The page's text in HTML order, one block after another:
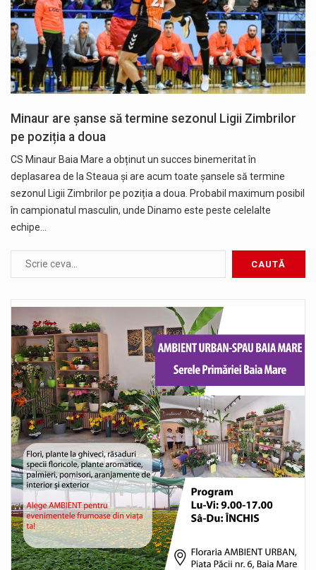
Minaur are șanse să termine sezonul Ligii Zimbrilor
pe poziția a doua
CS Minaur Baia Mare a obținut un succes binemeritat în
deplasarea de la Steaua și are acum toate șansele să termine
sezonul Ligii Zimbrilor pe poziția a doua. Probabil maximum posibil
în campionatul masculin, unde Dinamo este peste celelalte
echipe…